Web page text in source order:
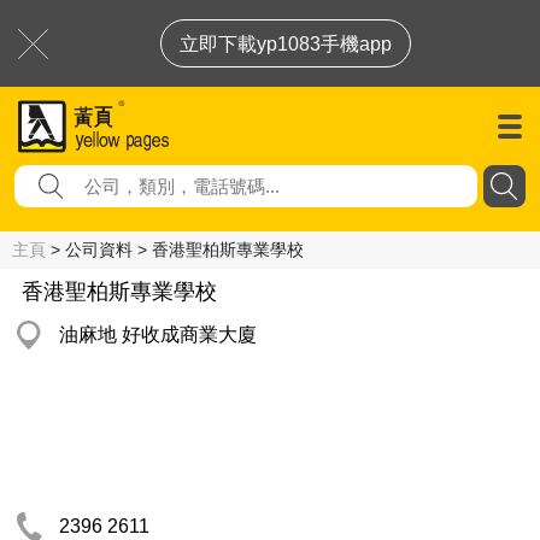
立即下載yp1083手機app
主頁 > 公司資料 > 香港聖柏斯專業學校
香港聖柏斯專業學校
油麻地 好收成商業大廈
2396 2611